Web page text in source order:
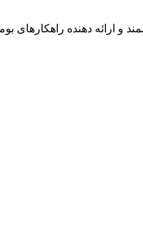
ارائه دهنده راهکارهای